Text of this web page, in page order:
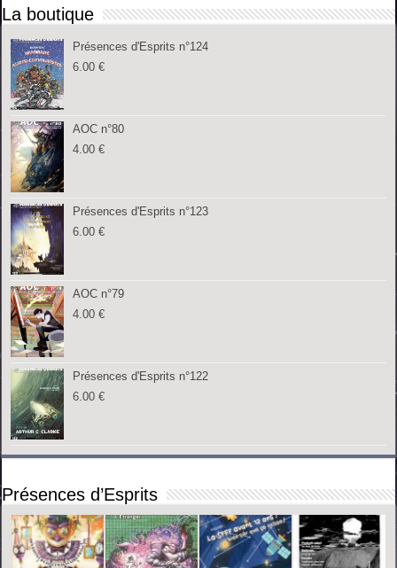
La boutique
Présences d'Esprits n°124
6.00€
AOC n°80
4.00€
Présences d'Esprits n°123
6.00€
AOC n°79
4.00€
Présences d'Esprits n°122
6.00€
Présences d’Esprits